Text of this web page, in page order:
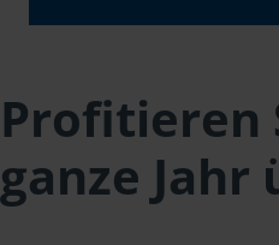
Profitieren
ganze Jahr